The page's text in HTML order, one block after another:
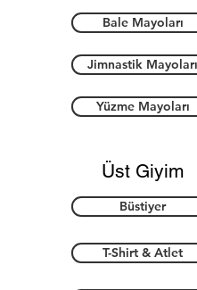
Bale Mayoları
Jimnastik Mayoları
Yüzme Mayoları
Üst Giyim
Büstiyer
T-Shirt & Atlet